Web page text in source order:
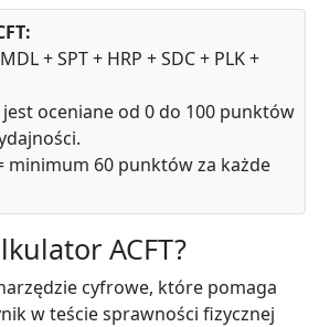
+ SPT + HRP + SDC + PLK +
oceniane od 0 do 100 punktów
minimum 60 punktów za każde
ACFT?
cyfrowe, które pomaga
w teście sprawności fizycznej